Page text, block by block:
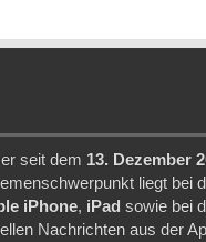
seit dem 13. Dezember
liegt bei
iPhone, iPad sowie bei
Nachrichten aus der